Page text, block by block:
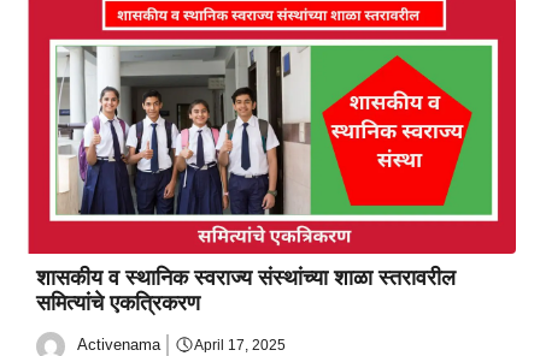
शासकीय व स्थानिक स्वराज्य संस्थांच्या शाळा स्तरावरील
समित्यांचे एकत्रिकरण
Activenama April 17, 2025